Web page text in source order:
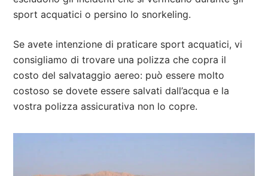
sport acquatici o persino lo snorkeling.
Se avete intenzione di praticare sport acquatici, vi
consigliamo di trovare una polizza che copra il
costo del salvataggio aereo: può essere molto
costoso se dovete essere salvati dall’acqua e la
vostra polizza assicurativa non lo copre.